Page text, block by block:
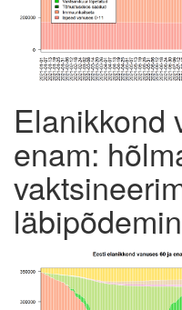
Elanikkond
enam: